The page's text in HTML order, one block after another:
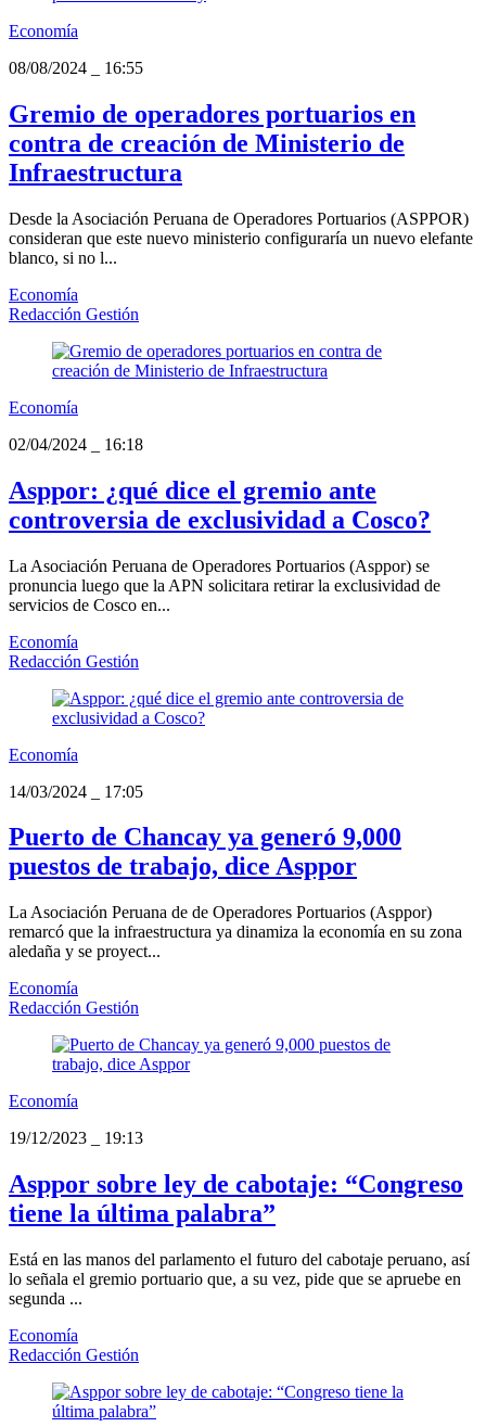
Economía
08/08/2024
16:55
Gremio de operadores portuarios en
contra de creación de Ministerio de
Infraestructura
Desde la Asociación Peruana de Operadores Portuarios (ASPPOR)
consideran que este nuevo ministerio configuraría un nuevo elefante
blanco, si no l...
Economía
Redacción Gestión
Economía
02/04/2024
16:18
Asppor: ¿qué dice el gremio ante
controversia de exclusividad a Cosco?
La Asociación Peruana de Operadores Portuarios (Asppor) se
pronuncia luego que la APN solicitara retirar la exclusividad de
servicios de Cosco en...
Economía
Redacción Gestión
Economía
14/03/2024
17:05
Puerto de Chancay ya generó 9,000
puestos de trabajo, dice Asppor
La Asociación Peruana de de Operadores Portuarios (Asppor)
remarcó que la infraestructura ya dinamiza la economía en su zona
aledaña y se proyect...
Economía
Redacción Gestión
Economía
19/12/2023
19:13
Asppor sobre ley de cabotaje: “Congreso
tiene la última palabra”
Está en las manos del parlamento el futuro del cabotaje peruano, así
lo señala el gremio portuario que, a su vez, pide que se apruebe en
segunda ...
Economía
Redacción Gestión